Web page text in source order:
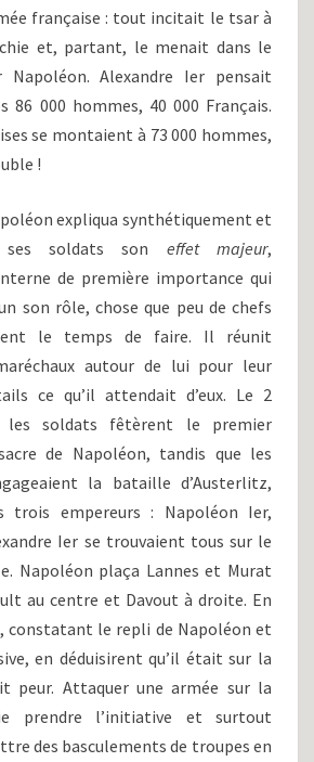
française : tout incitait le tsar à
et, partant, le menait dans le
Alexandre Ier pensait
86 000 hommes, 40 000 Français.
se montaient à 73 000 hommes,
!
expliqua synthétiquement et
soldats son effet majeur,
de première importance qui
son rôle, chose que peu de chefs
le temps de faire. Il réunit
autour de lui pour leur
ce qu’il attendait d’eux. Le 2
les soldats fêtèrent le premier
de Napoléon, tandis que les
la bataille d’Austerlitz,
trois empereurs : Napoléon Ier,
Ier se trouvaient tous sur le
Napoléon plaça Lannes et Murat
au centre et Davout à droite. En
constatant le repli de Napoléon et
en déduisirent qu’il était sur la
peur. Attaquer une armée sur la
prendre l’initiative et surtout
des basculements de troupes en